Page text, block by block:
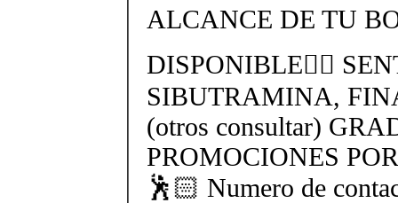
ALCANCE DE TU
DISPONIBLE👉🏻
SIBUTRAMINA,
(otros consultar)
PROMOCIONES
🕺🏻 Numero de